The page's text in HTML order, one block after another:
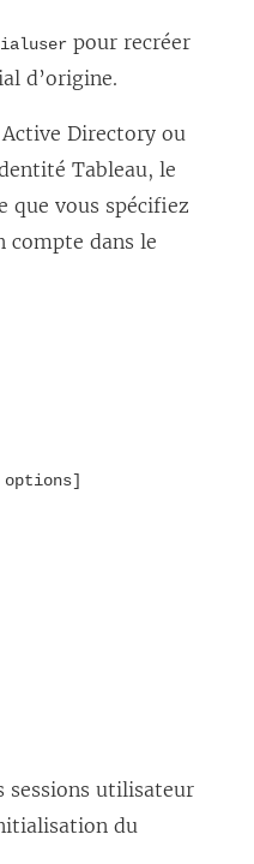
pour recréer
d’origine.
Directory ou
Tableau, le
que vous spécifiez
compte dans le
sessions utilisateur
du